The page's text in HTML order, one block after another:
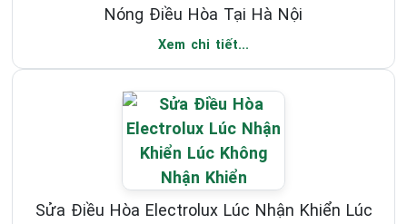
Nóng Điều Hòa Tại Hà Nội
Xem chi tiết...
Sửa Điều Hòa Electrolux Lúc Nhận Khiển Lúc